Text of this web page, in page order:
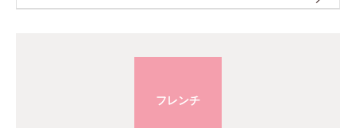
フレンチ